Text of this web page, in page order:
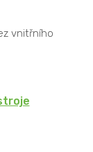
vnitřního